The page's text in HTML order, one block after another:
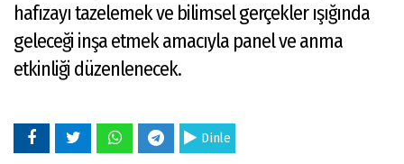
hafızayı tazelemek ve bilimsel gerçekler ışığında
geleceği inşa etmek amacıyla panel ve anma
etkinliği düzenlenecek.
Dinle